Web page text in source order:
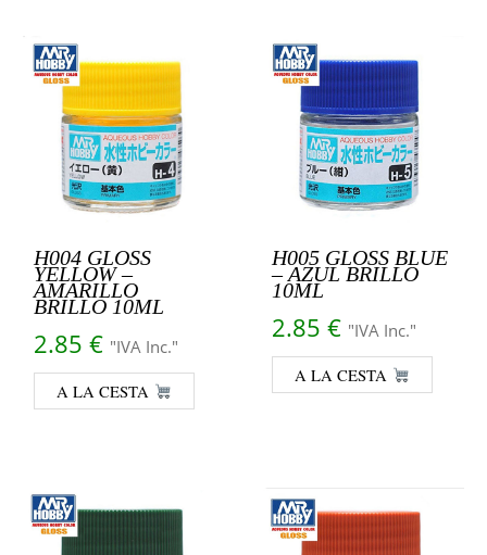
H004 GLOSS
YELLOW –
AMARILLO
BRILLO 10ML
2.85 € "IVA Inc."
A LA CESTA
H005 GLOSS BLUE
– AZUL BRILLO
10ML
2.85 € "IVA Inc."
A LA CESTA